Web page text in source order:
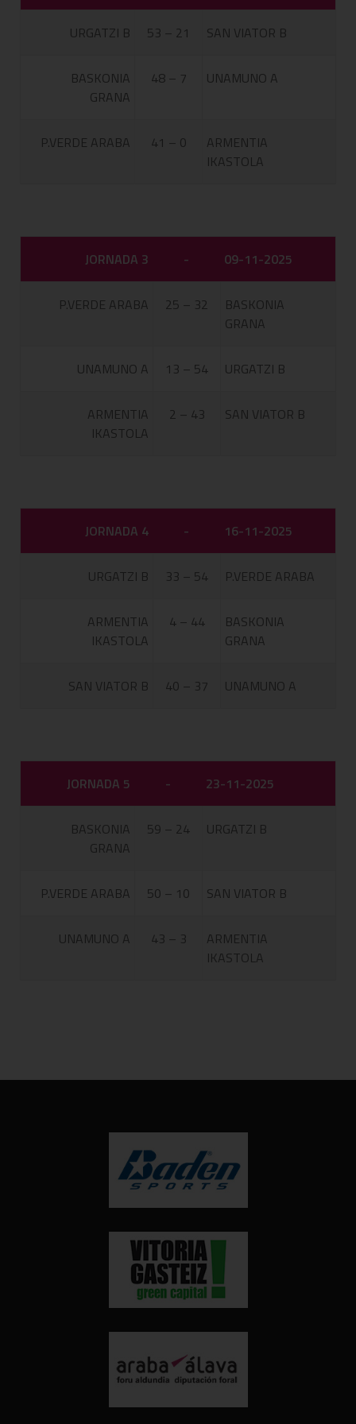
URGATZI B 53 – 21 SAN VIATOR B
BASKONIA
GRANA
48 – 7 UNAMUNO A
P.VERDE ARABA 41 – 0
ARMENTIA
IKASTOLA
JORNADA 3 - 09-11-2025
P.VERDE ARABA 25 – 32
BASKONIA
GRANA
UNAMUNO A 13 – 54 URGATZI B
ARMENTIA
IKASTOLA
2 – 43 SAN VIATOR B
JORNADA 4 - 16-11-2025
URGATZI B 33 – 54 P.VERDE ARABA
ARMENTIA
IKASTOLA
4 – 44
BASKONIA
GRANA
SAN VIATOR B 40 – 37 UNAMUNO A
JORNADA 5 - 23-11-2025
BASKONIA
GRANA
59 – 24 URGATZI B
P.VERDE ARABA 50 – 10 SAN VIATOR B
UNAMUNO A 43 – 3
ARMENTIA
IKASTOLA